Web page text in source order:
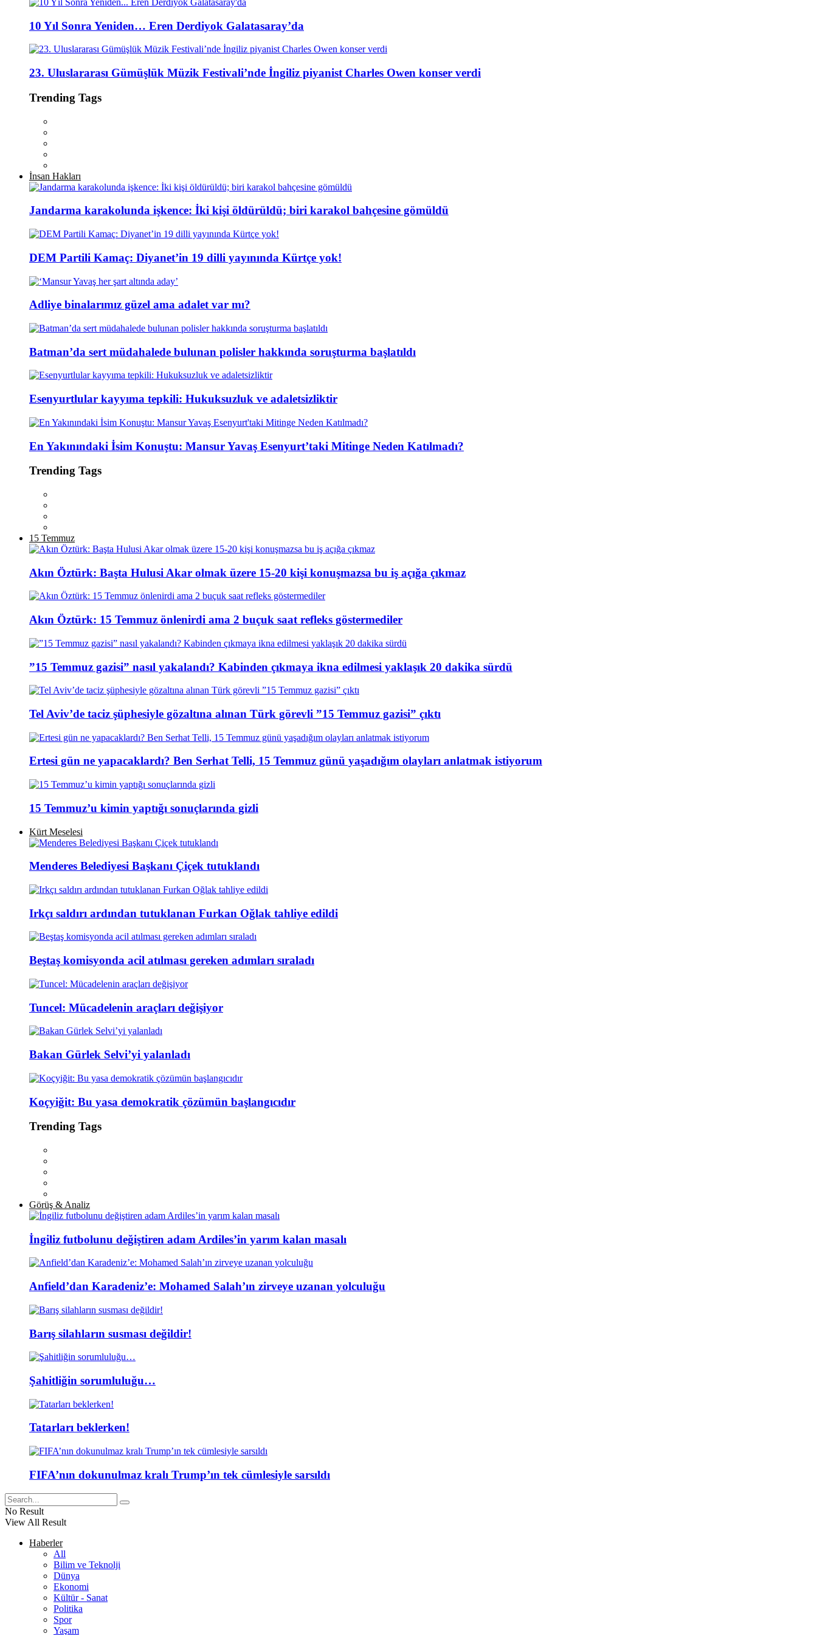
10 Yıl Sonra Yeniden… Eren Derdiyok Galatasaray’da
23. Uluslararası Gümüşlük Müzik Festivali’nde İngiliz piyanist Charles Owen konser verdi
Trending Tags
İnsan Hakları
Jandarma karakolunda işkence: İki kişi öldürüldü; biri karakol bahçesine gömüldü
DEM Partili Kamaç: Diyanet’in 19 dilli yayınında Kürtçe yok!
Adliye binalarımız güzel ama adalet var mı?
Batman’da sert müdahalede bulunan polisler hakkında soruşturma başlatıldı
Esenyurtlular kayyıma tepkili: Hukuksuzluk ve adaletsizliktir
En Yakınındaki İsim Konuştu: Mansur Yavaş Esenyurt’taki Mitinge Neden Katılmadı?
Trending Tags
15 Temmuz
Akın Öztürk: Başta Hulusi Akar olmak üzere 15-20 kişi konuşmazsa bu iş açığa çıkmaz
Akın Öztürk: 15 Temmuz önlenirdi ama 2 buçuk saat refleks göstermediler
”15 Temmuz gazisi” nasıl yakalandı? Kabinden çıkmaya ikna edilmesi yaklaşık 20 dakika sürdü
Tel Aviv’de taciz şüphesiyle gözaltına alınan Türk görevli ”15 Temmuz gazisi” çıktı
Ertesi gün ne yapacaklardı? Ben Serhat Telli, 15 Temmuz günü yaşadığım olayları anlatmak istiyorum
15 Temmuz’u kimin yaptığı sonuçlarında gizli
Kürt Meselesi
Menderes Belediyesi Başkanı Çiçek tutuklandı
Irkçı saldırı ardından tutuklanan Furkan Oğlak tahliye edildi
Beştaş komisyonda acil atılması gereken adımları sıraladı
Tuncel: Mücadelenin araçları değişiyor
Bakan Gürlek Selvi’yi yalanladı
Koçyiğit: Bu yasa demokratik çözümün başlangıcıdır
Trending Tags
Görüş & Analiz
İngiliz futbolunu değiştiren adam Ardiles’in yarım kalan masalı
Anfield’dan Karadeniz’e: Mohamed Salah’ın zirveye uzanan yolculuğu
Barış silahların susması değildir!
Şahitliğin sorumluluğu…
Tatarları beklerken!
FIFA’nın dokunulmaz kralı Trump’ın tek cümlesiyle sarsıldı
No Result
View All Result
Haberler
All
Bilim ve Teknolji
Dünya
Ekonomi
Kültür - Sanat
Politika
Spor
Yaşam